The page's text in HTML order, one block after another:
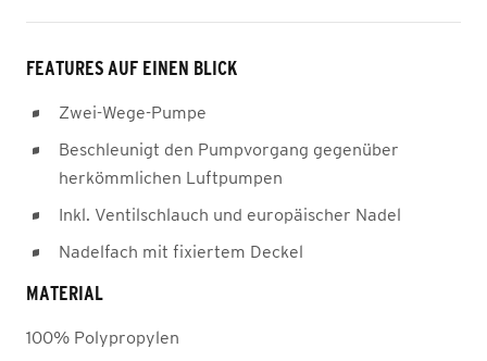
FEATURES AUF EINEN BLICK
Zwei-Wege-Pumpe
Beschleunigt den Pumpvorgang gegenüber
herkömmlichen Luftpumpen
Inkl. Ventilschlauch und europäischer Nadel
Nadelfach mit fixiertem Deckel
MATERIAL
100% Polypropylen